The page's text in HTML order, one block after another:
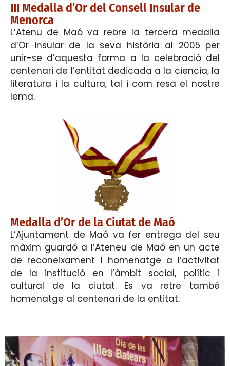
III Medalla d’Or del Consell Insular de
Menorca
L’Atenu de Maó va rebre la tercera medalla
d’Or insular de la seva història al 2005 per
unir-se d’aquesta forma a la celebració del
centenari de l’entitat dedicada a la ciencia, la
literatura i la cultura, tal i com resa el nostre
lema.
Medalla d’Or de la Ciutat de Maó
L’Ajuntament de Maó va fer entrega del seu
màxim guardó a l’Ateneu de Maó en un acte
de reconeixament i homenatge a l’activitat
de la institució en l’àmbit social, polític i
cultural de la ciutat. Es va retre també
homenatge al centenari de la entitat.